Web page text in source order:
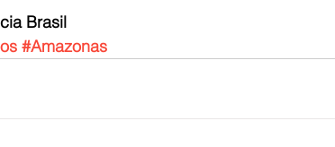
Brasil
#Amazonas